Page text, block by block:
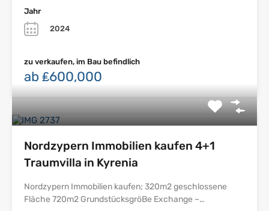
Jahr
2024
zu verkaufen, im Bau befindlich
ab ₤600,000
Nordzypern Immobilien kaufen 4+1
Traumvilla in Kyrenia
Nordzypern Immobilien kaufen; 320m2 geschlossene
Fläche 720m2 GrundstücksgröBe Exchange –…